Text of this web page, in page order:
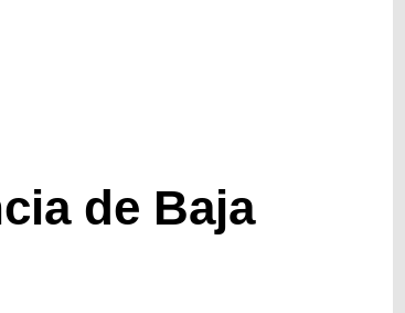
de Baja